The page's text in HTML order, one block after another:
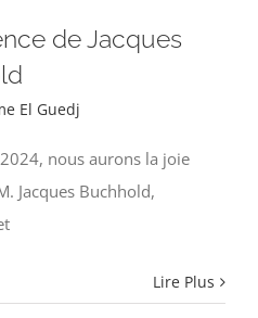
de Jacques
El Guedj
nous aurons la joie
Jacques Buchhold,
Lire Plus